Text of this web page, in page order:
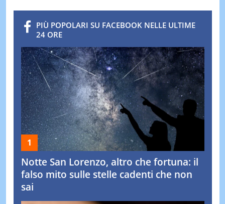
PIÙ POPOLARI SU FACEBOOK NELLE ULTIME
24 ORE
Notte San Lorenzo, altro che fortuna: il
falso mito sulle stelle cadenti che non
sai